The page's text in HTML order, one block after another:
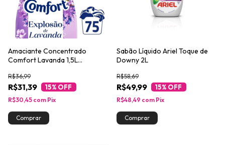
Amaciante Concentrado
Comfort Lavanda 1,5L
R$31,39
R$36,99
15% OFF
R$30,45 com Pix
Sabão Líquido Ariel Toque de
Downy 2L
R$49,99
R$58,69
15% OFF
R$48,49 com Pix